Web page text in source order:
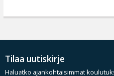
Tilaa uutiskirje
Haluatko ajankohtaisimmat